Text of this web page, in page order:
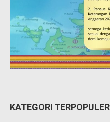
KATEGORI TERPOPULER